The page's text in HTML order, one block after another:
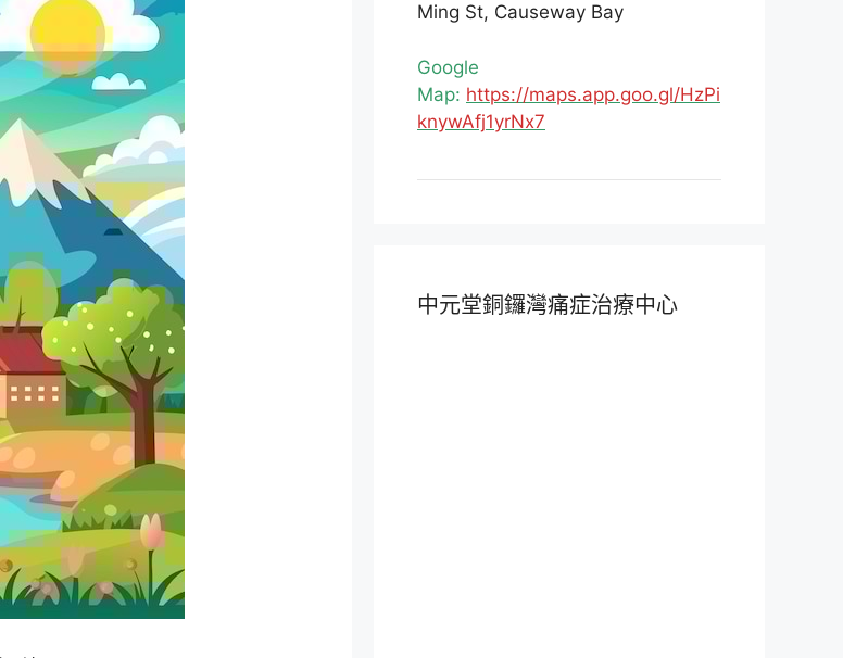
Ming St, Causeway Bay
Google
Map: https://maps.app.goo.gl/HzPi
knywAfj1yrNx7
中元堂銅鑼灣痛症治療中心